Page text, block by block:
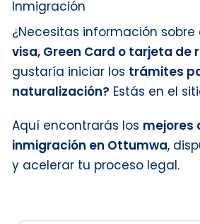
Inmigración
¿Necesitas información
visa, Green Card o tarjeta de
gustaría iniciar los trámites
naturalización? Estás en el
Aquí encontrarás los mejores
inmigración en Ottumwa,
y acelerar tu proceso legal.